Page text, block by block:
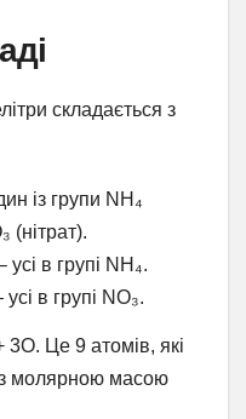
складається з
із групи NH₄
(нітрат).
в групі NH₄.
в групі NO₃.
Це 9 атомів, які
молярною масою